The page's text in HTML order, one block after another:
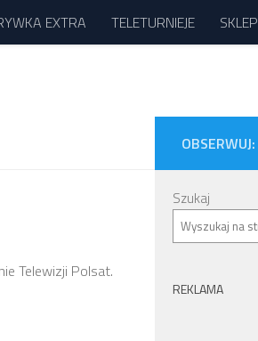
EXTRA TELETURNIEJE SKLEP
Telewizji Polsat.
OBSERWUJ:
Szukaj
REKLAMA